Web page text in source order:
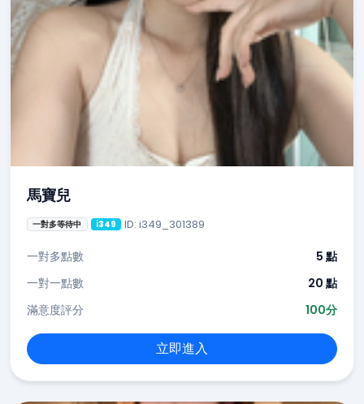
馬寶兒
一對多等待中 i349 ID: i349_301389
一對多點數
5 點
一對一點數
20 點
滿意度評分
100分
立即進入